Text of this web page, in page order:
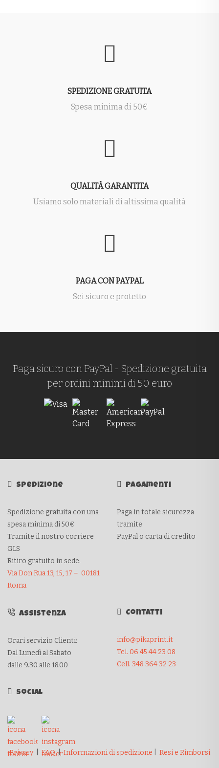
SPEDIZIONE GRATUITA
Spesa minima di 50€
QUALITÀ GARANTITA
Usiamo solo materiali di altissima qualità
PAGA CON PAYPAL
Sei sicuro e protetto
Paga sicuro con PayPal - Spedizione gratuita
per ordini minimi di 50 euro
Spedizione
Spedizione gratuita con una
spesa minima di 50€
Tramite il nostro corriere
GLS
Ritiro gratuito in sede.
Via Don Rua 13, 15, 17 – 00181
Roma
Pagamenti
Paga in totale sicurezza
tramite
PayPal o carta di credito
Assistenza
Orari servizio Clienti:
Dal Lunedì al Sabato
dalle 9.30 alle 18.00
Contatti
info@pikaprint.it
Tel. 06 45 44 23 08
Cell. 348 364 32 23
Social
Privacy| FAQ|Informazioni di spedizione Resi e Rimborsi